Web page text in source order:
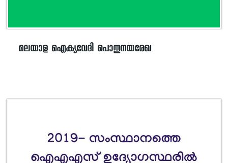
മലയാള ഐക്യവേദി പൊതുനയരേഖ